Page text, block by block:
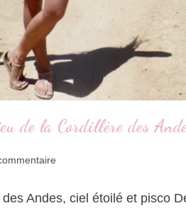
de la Cordillère des
Andes, ciel étoilé et pisco